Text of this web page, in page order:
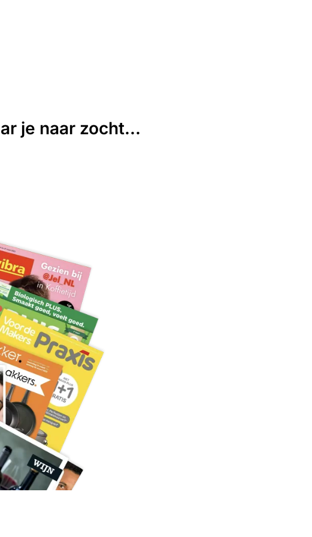
je naar zocht...